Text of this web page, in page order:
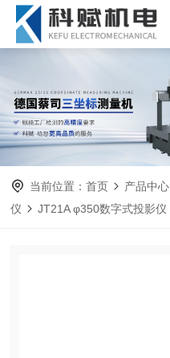
当前位置：首页 产品中心
仪
JT21A φ350数字式投影仪